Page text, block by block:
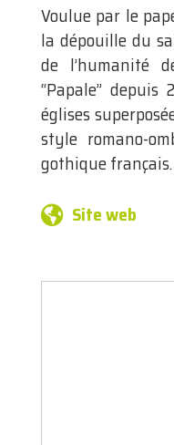
Voulue par le
la dépouille du
de l’humanité
“Papale”
églises
style romano-
gothique français.
Site web